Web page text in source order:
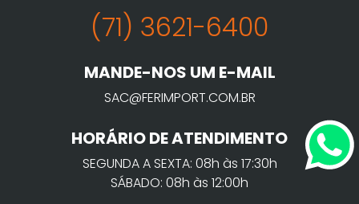
(71) 3621-6400
MANDE-NOS UM E-MAIL
SAC@FERIMPORT.COM.BR
HORÁRIO DE ATENDIMENTO
SEGUNDA A SEXTA: 08h às 17:30h
SÁBADO: 08h às 12:00h